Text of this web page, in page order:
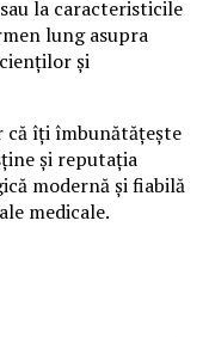
la caracteristicile
lung asupra
și
că îți îmbunătățește
și reputația
modernă și fiabilă
medicale.